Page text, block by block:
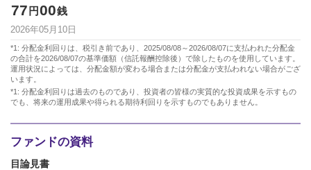
77 円00銭
2026年05月10日
*1: 分配金利回りは、税引き前であり、2025/08/08～2026/08/07に支払われた分配金
の合計を2026/08/07の基準価額（信託報酬控除後）で除したものを使用しています。
運用状況によっては、分配金額が変わる場合または分配金が支払われない場合がござ
います。
*1: 分配金利回りは過去のものであり、投資者の皆様の実質的な投資成果を示すもの
でも、将来の運用成果や得られる期待利回りを示すものでもありません。
ファンドの資料
目論見書